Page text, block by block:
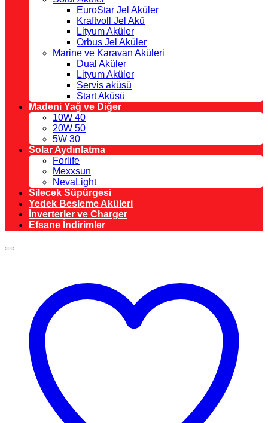
EuroStar Jel Aküler
Kraftvoll Jel Akü
Lityum Aküler
Orbus Jel Aküler
Marine ve Karavan Aküleri
Dual Aküler
Lityum Aküler
Servis aküsü
Start Aküsü
Madeni Yağ ve Diğer
10W 40
20W 50
5W 30
Solar Aydınlatma
Forlife
Mexxsun
NevaLight
Silecek Süpürgesi
Yedek Besleme Aküleri
İnverterler ve Charger
Efsane İndirimler